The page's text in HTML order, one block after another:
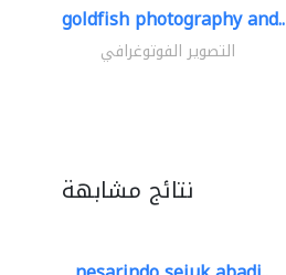
goldfish photography and..
التصوير الفوتوغرافي
نتائج مشابهة